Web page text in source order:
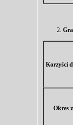
Korzyści
Okres